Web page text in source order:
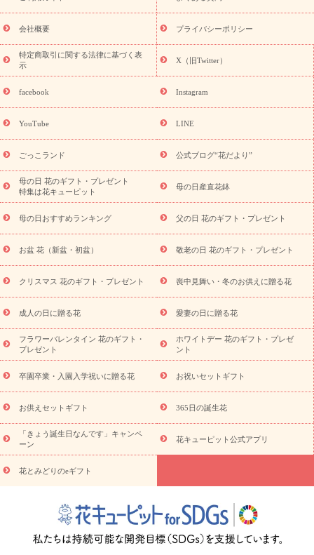
花ギフト・プレゼント特集
敬老の日 花のおすすめランキング
敬
老の日 花鉢植えのギフト・プレゼント特集
敬老の日 花とセットギ
フト・プレゼント特集
敬老の日の花 全てのギフト一覧
キャン
ペーン
映画『ウォーターガーディアンズ』コラボキャンペーン
「きょう誕生日なんです」キャンペーン
誕生日の花を探す
誕生日フラワーギフト 誕生日フラワーギフト特集
(トルコキキョウ)
9月の誕生花(リンドウ)
ら探す
お祝いの花特集 当日配達特急便 お祝い商品一覧
念日
結婚祝い 出産祝い 退院祝い・快気祝い
寿祝い
プチギフト ペットのお祝いフラワー
お供え・お悔やみの花
四十九日法要以降に贈る花
通夜・葬儀
ワー
ペットのお供えフラワー お盆（新盆・初盆）
その他
お祝い返し
お見舞い お取り寄せギフト ビジネス用
ご自宅
用
観葉植物 ミディ胡蝶蘭 プリザーブドフラワー
スタイル
から探す
え・お悔やみ
胡蝶蘭・花鉢
ミディ胡蝶蘭・お祝い
ミディ胡蝶蘭・お供え
世界初の青色胡蝶蘭 観葉植物
観葉植
物
産直多肉植物 プリザーブドフラワー お祝い
お供え・お
悔やみ
花とセットギフト セミオーダー
プチギフト
（hanamore -ハナモア-）
花とみどりのeギフト
トのeGfit
カラー ピンク イエローオレンジ レッド
お花の
種類
バラ ユリ トルコキキョウ 予算から探す
お祝い・3000円～ お祝い・4000円～ お祝い・5000円～
お
祝い・7000円～ お祝い・10000円～ お供え・お悔やみ
え・お悔やみ・3000円～ お供え・お悔やみ・5000円～
お供
え・お悔やみ・7000円～
注目されている記事 365日の誕生花カレンダー
いのマナー
定年退職祝いのマナー
お祝いを贈るときのマナー・
花キューピットのお祝いコラム一覧
誕生日のお花を「色
彩心理学」で選ぶ方法
結婚祝いの予算相場
出産祝いお役立ち情
会社概要 プライバシーポリシー
特定商取引に関する法律に基づく表
示
X（旧Twitter）
facebook Instagram
YouTube LINE
ごっこランド 公式ブログ“花だより”
母の日 花のギフト・プレゼント
特集は花キューピット
母の日産直花鉢
母の日おすすめランキング 父の日 花のギフト・プレゼント
お盆 花（新盆・初盆） 敬老の日 花のギフト・プレゼント
クリスマス 花のギフト・プレゼント 喪中見舞い・冬のお供えに贈る花
成人の日に贈る花 愛妻の日に贈る花
フラワーバレンタイン 花のギフト・
プレゼント
ホワイトデー 花のギフト・プレゼ
ント
卒園卒業・入園入学祝いに贈る花 お祝いセットギフト
お供えセットギフト 365日の誕生花
「きょう誕生日なんです」キャンペ
ーン
花キューピット公式アプリ
花とみどりのeギフト